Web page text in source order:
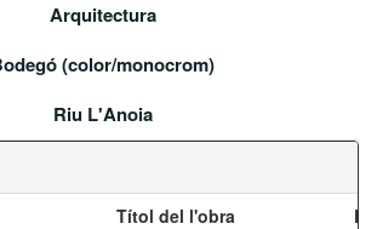
Arquitectura
(color/monocrom)
Riu L'Anoia
Títol del l'obra